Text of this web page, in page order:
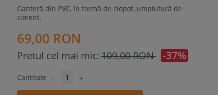
Ganteră din PVC, în formă de clopot, umplutură de
ciment.
69,00 RON
Pretul cel mai mic:109,00 RON -37%
Cantitate - +